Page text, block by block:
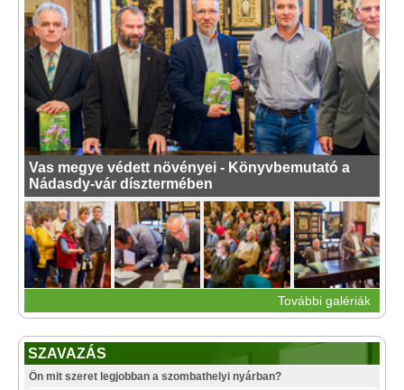
Vas megye védett növényei - Könyvbemutató a
Nádasdy-vár dísztermében
További galériák
SZAVAZÁS
Ön mit szeret legjobban a szombathelyi nyárban?